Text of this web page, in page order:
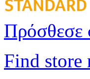
Πρόσθεσε
Find store